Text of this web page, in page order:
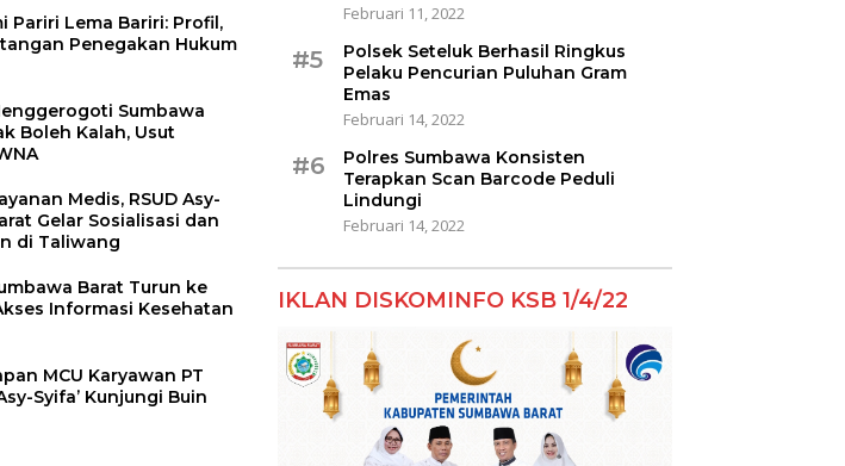
Pariri Lema Bariri: Profil,
Penegakan Hukum
Sumbawa
Boleh Kalah, Usut
Medis, RSUD Asy-
Gelar Sosialisasi dan
di Taliwang
Barat Turun ke
Informasi Kesehatan
MCU Karyawan PT
Syifa’ Kunjungi Buin
Februari 11, 2022
#5
Polsek Seteluk Berhasil Ringkus
Pelaku Pencurian Puluhan Gram
Emas
Februari 14, 2022
#6
Polres Sumbawa Konsisten
Terapkan Scan Barcode Peduli
Lindungi
Februari 14, 2022
IKLAN DISKOMINFO KSB 1/4/22